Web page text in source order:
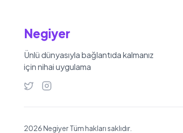
Negiyer
Ünlü dünyasıyla bağlantıda kalmanız
için nihai uygulama
2026 Negiyer Tüm hakları saklıdır.